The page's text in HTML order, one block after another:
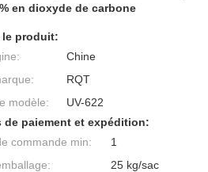
en dioxyde de carbone
le produit:
Chine
RQT
modèle:
UV-622
de paiement et expédition:
commande min:
1
25 kg/sac